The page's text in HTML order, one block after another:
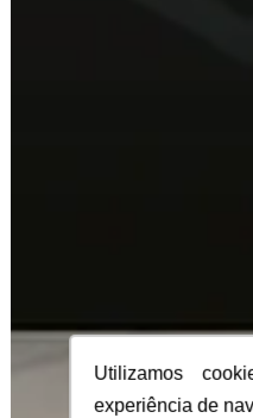
Utilizamos
experiência de